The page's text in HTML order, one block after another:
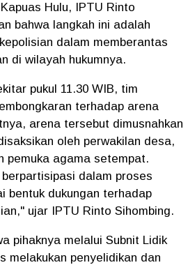
Hulu, IPTU Rinto
bahwa langkah ini adalah
dalam memberantas
di wilayah hukumnya.
pukul 11.30 WIB, tim
terhadap arena
arena tersebut dimusnahkan
oleh perwakilan desa,
pemuka agama setempat.
dalam proses
bentuk dukungan terhadap
ujar IPTU Rinto Sihombing.
pihaknya melalui Subnit Lidik
melakukan penyelidikan dan